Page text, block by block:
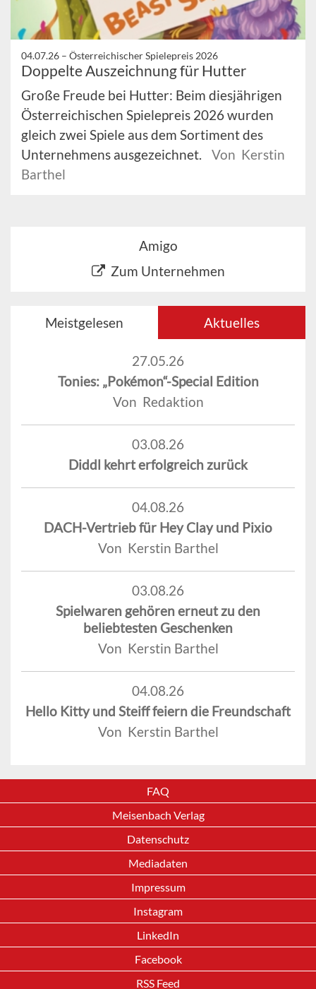
04.07.26 – Österreichischer Spielepreis 2026
Doppelte Auszeichnung für Hutter
Große Freude bei Hutter: Beim diesjährigen
Österreichischen Spielepreis 2026 wurden
gleich zwei Spiele aus dem Sortiment des
Unternehmens ausgezeichnet.
Von Kerstin
Barthel
Amigo
Zum Unternehmen
Meistgelesen Aktuelles
27.05.26
Tonies: „Pokémon“-Special Edition
Von Redaktion
03.08.26
Diddl kehrt erfolgreich zurück
04.08.26
DACH-Vertrieb für Hey Clay und Pixio
Von Kerstin Barthel
03.08.26
Spielwaren gehören erneut zu den
beliebtesten Geschenken
Von Kerstin Barthel
04.08.26
Hello Kitty und Steiff feiern die Freundschaft
Von Kerstin Barthel
FAQ
Meisenbach Verlag
Datenschutz
Mediadaten
Impressum
Instagram
LinkedIn
Facebook
RSS Feed